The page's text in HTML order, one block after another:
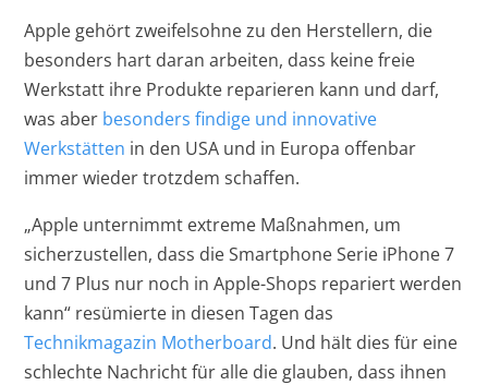
Apple gehört zweifelsohne zu den Herstellern, die
besonders hart daran arbeiten, dass keine freie
Werkstatt ihre Produkte reparieren kann und darf,
was aber besonders findige und innovative
Werkstätten in den USA und in Europa offenbar
immer wieder trotzdem schaffen.
„Apple unternimmt extreme Maßnahmen, um
sicherzustellen, dass die Smartphone Serie iPhone 7
und 7 Plus nur noch in Apple-Shops repariert werden
kann“ resümierte in diesen Tagen das
Technikmagazin Motherboard. Und hält dies für eine
schlechte Nachricht für alle die glauben, dass ihnen